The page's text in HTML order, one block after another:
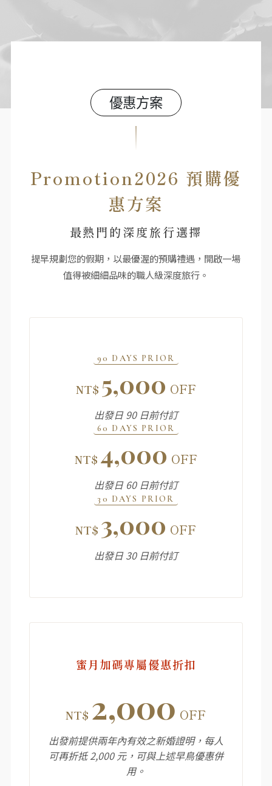
優惠方案
Promotion2026 預購優
惠方案
最熱門的深度旅行選擇
提早規劃您的假期，以最優渥的預購禮遇，開啟一場
值得被細細品味的職人級深度旅行。
90 DAYS PRIOR
NT$ 5,000 OFF
出發日 90 日前付訂
60 DAYS PRIOR
NT$ 4,000 OFF
出發日 60 日前付訂
30 DAYS PRIOR
NT$ 3,000 OFF
出發日 30 日前付訂
蜜月加碼專屬優惠折扣
NT$ 2,000 OFF
出發前提供兩年內有效之新婚證明，每人
可再折抵 2,000 元，可與上述早鳥優惠併
用。